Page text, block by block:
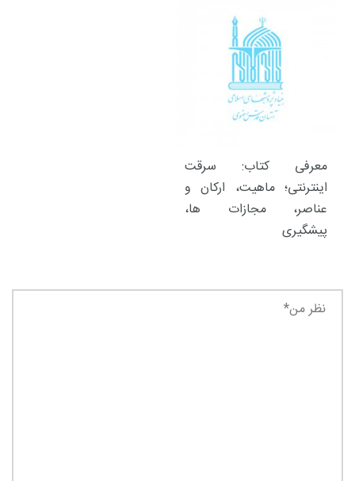
معرفی کتاب: سرقت
اینترنتی؛ ماهیت، ارکان و
عناصر، مجازات ها،
پیشگیری